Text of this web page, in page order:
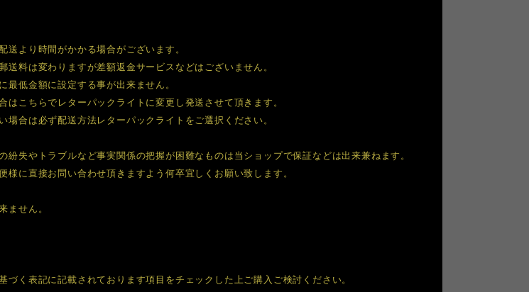
送より時間がかかる場合がございます。
送料は変わりますが差額返金サービスなどはございません。
最低金額に設定する事が出来ません。
はこちらでレターパックライトに変更し発送させて頂きます。
場合は必ず配送方法レターパックライトをご選択ください。
紛失やトラブルなど事実関係の把握が困難なものは当ショップで保証などは出来兼ねます。
様に直接お問い合わせ頂きますよう何卒宜しくお願い致します。
ません。
く表記に記載されております項目をチェックした上ご購入ご検討ください。